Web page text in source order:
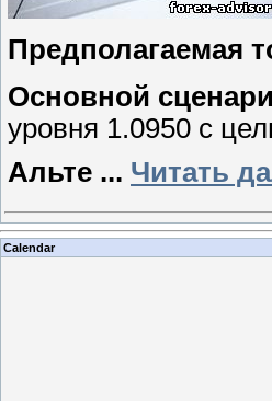
Предполагаемая
Основной
уровня 1.0950 с
Альте ... Читать
Calendar